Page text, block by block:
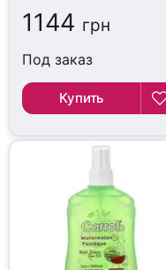
1144 грн
Под заказ
Купить